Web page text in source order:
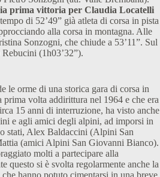
prima vittoria per Claudia Locatelli
di 52’49” già atleta di corsa in pista
alla corsa in montagna. Alle
Sonzogni, che chiude a 53’11”. Sul
(1h03’32”).
le orme di una storica gara di corsa in
prima volta addirittura nel 1964 e che era
15 anni di interruzione, ha visto anche
e agli amici degli alpini, ad imporsi in
stati, Alex Baldaccini (Alpini San
(amici Alpini San Giovanni Bianco).
molti a partecipare alla
questo si è svolta regolarmente anche la
hanno potuto cimentarsi in una breve